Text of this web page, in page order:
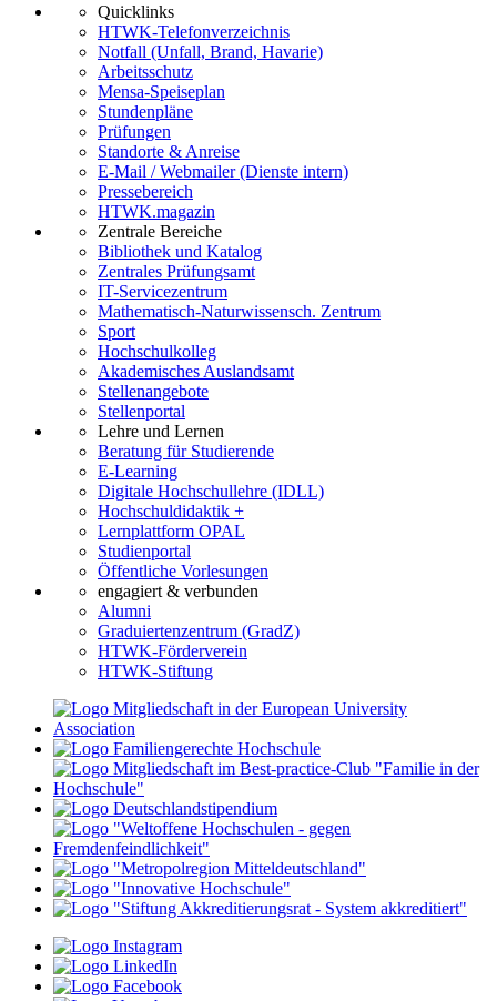
Quicklinks
HTWK-Telefonverzeichnis
Notfall (Unfall, Brand, Havarie)
Arbeitsschutz
Mensa-Speiseplan
Stundenpläne
Prüfungen
Standorte & Anreise
E-Mail / Webmailer (Dienste intern)
Pressebereich
HTWK.magazin
Zentrale Bereiche
Bibliothek und Katalog
Zentrales Prüfungsamt
IT-Servicezentrum
Mathematisch-Naturwissensch. Zentrum
Sport
Hochschulkolleg
Akademisches Auslandsamt
Stellenangebote
Stellenportal
Lehre und Lernen
Beratung für Studierende
E-Learning
Digitale Hochschullehre (IDLL)
Hochschuldidaktik +
Lernplattform OPAL
Studienportal
Öffentliche Vorlesungen
engagiert & verbunden
Alumni
Graduiertenzentrum (GradZ)
HTWK-Förderverein
HTWK-Stiftung